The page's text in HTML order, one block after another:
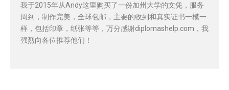
我于2015年从Andy这里购买了一份加州大学的文凭，服务
周到，制作完美，全球包邮，主要的收到和真实证书一模一
样，包括印章，纸张等等，万分感谢diplomashelp.com，我
强烈向各位推荐他们！